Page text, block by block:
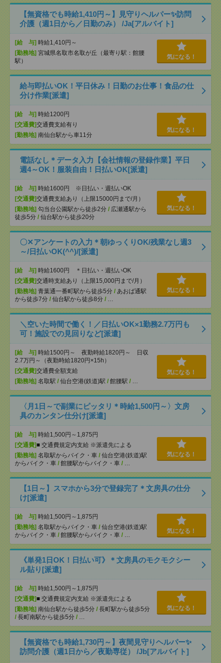
【無資格でも時給1,410円～】見守りヘルパー✨訪問
介護（週1日から／日勤のみ） /Ja[アルバイト]
[給 与] 時給1,410円～
[勤務地] 宮城県名取市名取が丘（最寄り駅：館腰
駅）
気になる！
給与即払いOK！平日休み！日勤のお仕事！食品の仕
分け作業[派遣]
[給 与] 時給1200円
[交通費]交通費支給有り
[勤務地] 南仙台駅から車11分
気になる！
電話なし＊データ入力【会社情報の登録作業】平日
週4～OK！服装自由！日払いOK[派遣]
[給 与] 時給1600円 ※日払い・週払いOK
[交通費]交通費支給あり（上限15000円まで/月）
[勤務地] 勾当台公園駅から徒歩2分 / 広瀬通駅から
徒歩5分 / 仙台駅から徒歩20分
気になる！
〇✕アンケートの入力＊朝ゆっくりOK/残業なし週3
～/日払いOK(^^)/[派遣]
[給 与] 時給1600円 ＊日払い・週払いOK
[交通費]交通時支給あり（上限15,000円まで/月）
[勤務地] 青葉通一番町駅から徒歩5分 / あおば通駅
から徒歩7分 / 仙台駅から徒歩8分 / …
気になる！
＼空いた時間で働く！／日払いOK×1勤務2.7万円も
可！施設での見回りなど[派遣]
[給 与] 時給1500円～ 夜勤時給1820円～ 日収
2.7万円～（夜勤時給1820円×15h）
[交通費]交通費全額支給
[勤務地] 名取駅 / 仙台空港(鉄道)駅 / 館腰駅 / …
気になる！
〈月1日～で副業にピッタリ＊時給1,500円～〉文房
具のカンタン仕分け[派遣]
[給 与] 時給1,500円～1,875円
[交通費]■ 交通費規定内支給 ※派遣先による
[勤務地] 名取駅からバイク・車 / 仙台空港(鉄道)駅
からバイク・車 / 館腰駅からバイク・車 / …
気になる！
【1日～】スマホから3分で登録完了＊文房具の仕分
け[派遣]
[給 与] 時給1,500円～1,875円
[勤務地] 名取駅からバイク・車 / 仙台空港(鉄道)駅
からバイク・車 / 館腰駅からバイク・車 / …
気になる！
《単発1日OK！日払い可》＊文房具のモクモクシー
ル貼り[派遣]
[給 与] 時給1,500円～1,875円
[交通費]■ 交通費規定内支給 ※派遣先による
[勤務地] 南仙台駅から徒歩5分 / 長町駅から徒歩5分
/ 長町南駅から徒歩5分 / …
気になる！
【無資格でも時給1,730円～】夜間見守りヘルパー✨
訪問介護（週1日から／夜勤専従） /Jb[アルバイト]